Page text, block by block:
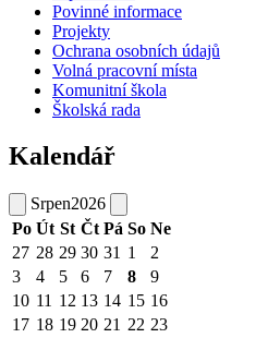
Povinné informace
Projekty
Ochrana osobních údajů
Volná pracovní místa
Komunitní škola
Školská rada
Kalendář
Srpen2026
Po Út St Čt Pá So Ne
27 28 29 30 31 1
2
3
4 5 6 7 8
9
10 11 12 13 14 15 16
17 18 19 20 21 22 23